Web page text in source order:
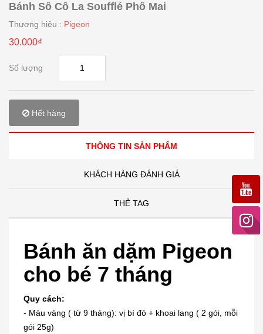
Bánh Sô Cô La Soufflé Phô Mai
Thương hiệu : Pigeon
30.000₫
Số lượng
Hết hàng
THÔNG TIN SẢN PHẨM
KHÁCH HÀNG ĐÁNH GIÁ
THẺ TAG
Bánh ăn dặm Pigeon
cho bé 7 tháng
Quy cách:
- Màu vàng ( từ 9 tháng): vị bí đỏ + khoai lang ( 2 gói, mỗi
gói 25g)